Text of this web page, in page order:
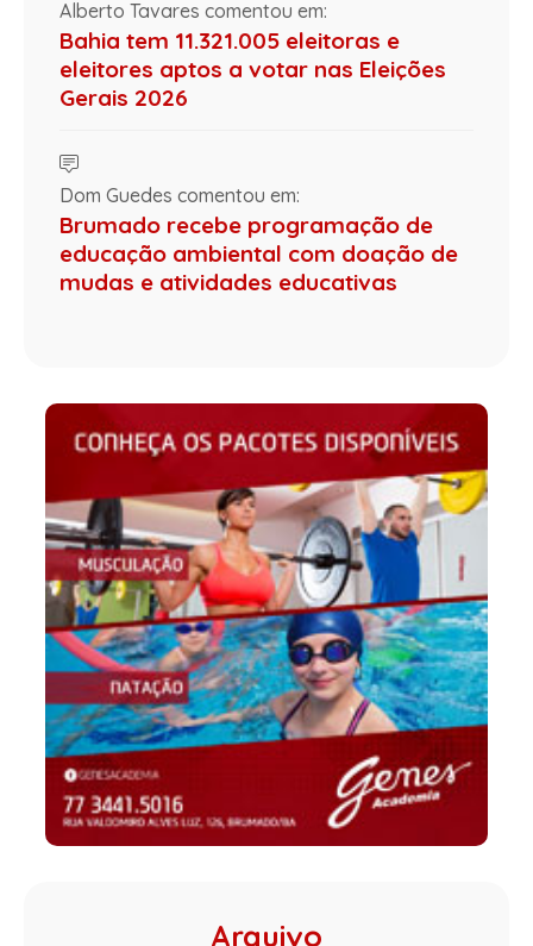
Alberto Tavares comentou em:
Bahia tem 11.321.005 eleitoras e
eleitores aptos a votar nas Eleições
Gerais 2026
Dom Guedes comentou em:
Brumado recebe programação de
educação ambiental com doação de
mudas e atividades educativas
Arquivo